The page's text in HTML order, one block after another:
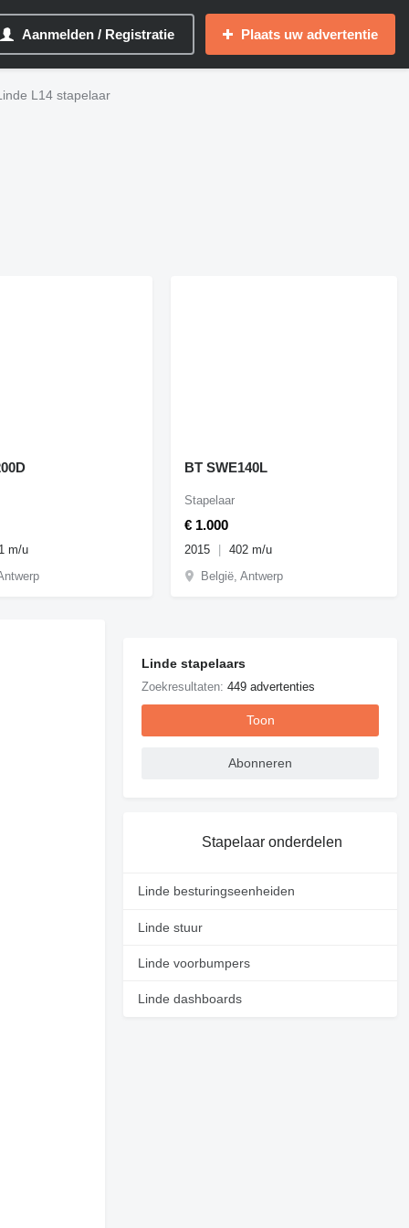
Aanmelden / Registratie Plaats uw advertentie
L14 stapelaar
m/u
BT SWE140L
€ 1.000
Stapelaar
2015
402 m/u
België, Antwerp
Linde stapelaars
Zoekresultaten:449 advertenties
Toon
Abonneren
Stapelaar onderdelen
Linde besturingseenheiden
Linde stuur
Linde voorbumpers
Linde dashboards